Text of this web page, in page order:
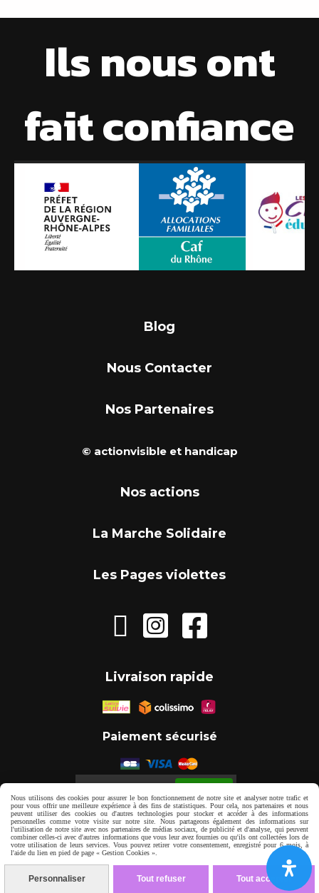
Ils nous ont
fait confiance
Blog
Nous Contacter
Nos Partenaires
© actionvisible et handicap
Nos actions
La Marche Solidaire
Les Pages violettes
  
Livraison rapide
Paiement sécurisé
Mentions Légales
Gestion cookies
Mon Compte
Nous utilisons des cookies pour assurer le bon fonctionnement de notre site et analyser notre trafic et
pour vous offrir une meilleure expérience à des fins de statistiques. Pour cela, nos partenaires et nous
peuvent utiliser des cookies ou d'autres technologies pour stocker et accéder à des informations
personnelles comme votre visite sur notre site. Nous partageons également des informations sur
l'utilisation de notre site avec nos partenaires de médias sociaux, de publicité et d'analyse, qui peuvent
combiner celles-ci avec d'autres informations que vous leur avez fournies ou qu'ils ont collectées lors de
votre utilisation de leurs services. Vous pouvez retirer votre consentement, enregistré pour 6 mois, à
l'aide du lien en pied de page « Gestion Cookies ».
Personnaliser Tout refuser Tout accepter